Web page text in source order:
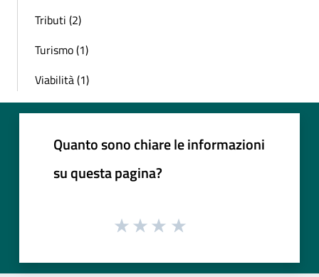
Tributi (2)
Turismo (1)
Viabilità (1)
Quanto sono chiare le informazioni
su questa pagina?